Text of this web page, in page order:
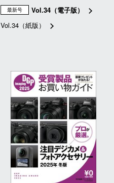
最新号
Vol.34（電子版）
Vol.34（紙版）